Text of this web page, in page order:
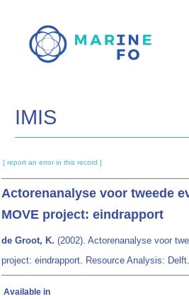
main
IMIS
[ report an error in this record ]
Actorenanalyse voor tweede
MOVE project: eindrapport
de Groot, K. (2002). Actorenanalyse voor
project: eindrapport. Resource Analysis:
Available in